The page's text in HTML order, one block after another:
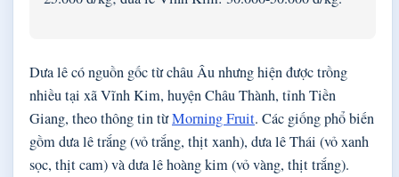
Dưa lê có nguồn gốc từ châu Âu nhưng hiện được trồng
nhiều tại xã Vĩnh Kim, huyện Châu Thành, tỉnh Tiền
Giang, theo thông tin từMorning Fruit. Các giống phổ biến
gồm dưa lê trắng (vỏ trắng, thịt xanh), dưa lê Thái (vỏ xanh
sọc, thịt cam) và dưa lê hoàng kim (vỏ vàng, thịt trắng).